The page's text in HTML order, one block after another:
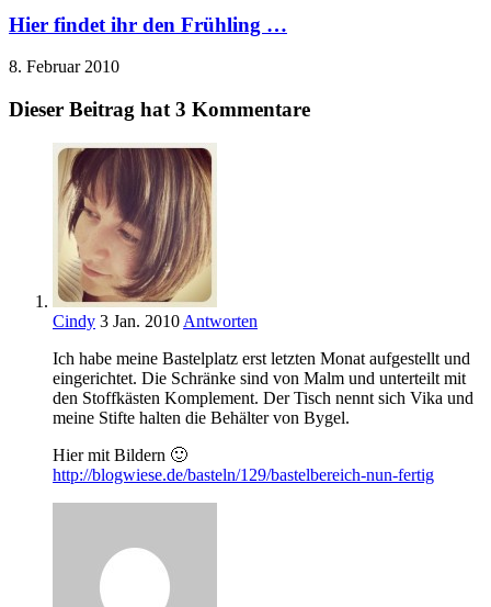
Hier findet ihr den Frühling …
8. Februar 2010
Dieser Beitrag hat 3 Kommentare
Cindy 3 Jan. 2010 Antworten
Ich habe meine Bastelplatz erst letzten Monat aufgestellt und
eingerichtet. Die Schränke sind von Malm und unterteilt mit
den Stoffkästen Komplement. Der Tisch nennt sich Vika und
meine Stifte halten die Behälter von Bygel.
Hier mit Bildern 🙂
http://blogwiese.de/basteln/129/bastelbereich-nun-fertig